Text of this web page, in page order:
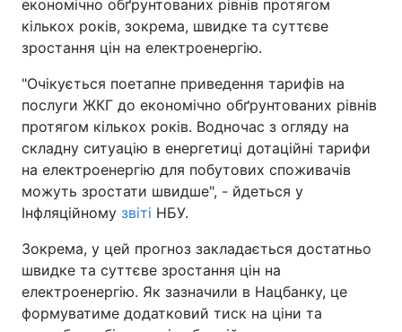
Економіка Світ
Спорт Наука
Техно і зв'язок Лайт
Зброя Інциденти
Здоров'я Туризм
Цікавинки
Екологія Регіони
Лонгріди
економічно обґрунтованих рівнів протягом
кількох років, зокрема, швидке та суттєве
зростання цін на електроенергію.
"Очікується поетапне приведення тарифів на
послуги ЖКГ до економічно обґрунтованих рівнів
протягом кількох років. Водночас з огляду на
складну ситуацію в енергетиці дотаційні тарифи
на електроенергію для побутових споживачів
можуть зростати швидше", - йдеться у
Інфляційному звіті НБУ.
Зокрема, у цей прогноз закладається достатньо
швидке та суттєве зростання цін на
електроенергію. Як зазначили в Нацбанку, це
формуватиме додатковий тиск на ціни та